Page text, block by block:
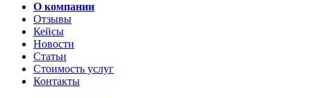
О компании
Отзывы
Кейсы
Новости
Статьи
Стоимость услуг
Контакты